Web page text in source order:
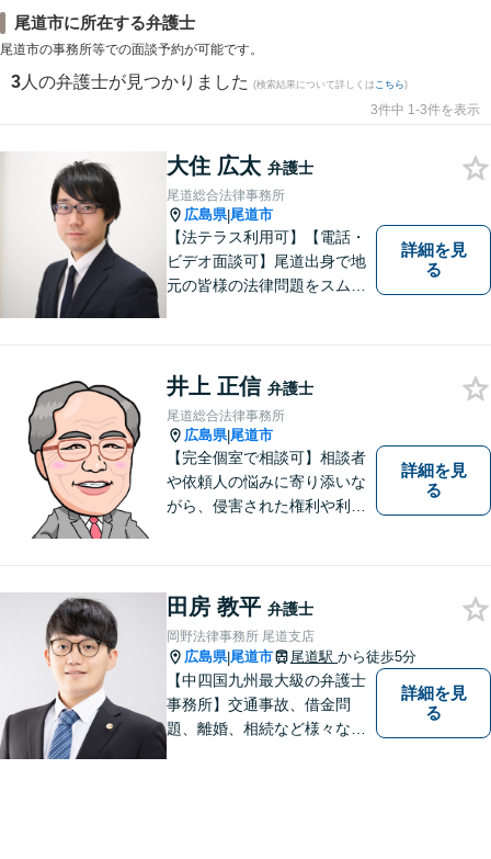
尾道市に所在する弁護士
尾道市の事務所等での面談予約が可能です。
3 人の弁護士が見つかりました (検索結果について詳しくは こちら)
3件中 1-3件を表示
大住 広太 弁護士
尾道総合法律事務所
広島県|尾道市
【法テラス利用可】【電話・
ビデオ面談可】尾道出身で地
元の皆様の法律問題をスムー
気配り、親身な対応がモット
ーで、様々な分野における法
的サービスを提供いたしま
す。
詳細を見
る
井上 正信 弁護士
尾道総合法律事務所
広島県|尾道市
【完全個室で相談可】相談者
や依頼人の悩みに寄り添いな
がら、侵害された権利や利益
やご依頼に関して、どんな問
題でもお気軽にお声掛けくだ
さい。
詳細を見
る
田房 教平 弁護士
岡野法律事務所 尾道支店
広島県|尾道市 尾道駅 から徒歩5分
【中四国九州最大級の弁護士
事務所】交通事故、借金問
題、離婚、相続など様々な問
詳細を見
る